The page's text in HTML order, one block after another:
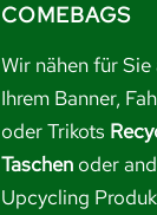
COMEBAGS
Wir nähen für Sie
Ihrem Banner,
oder Trikots
Taschenoder
Upcycling